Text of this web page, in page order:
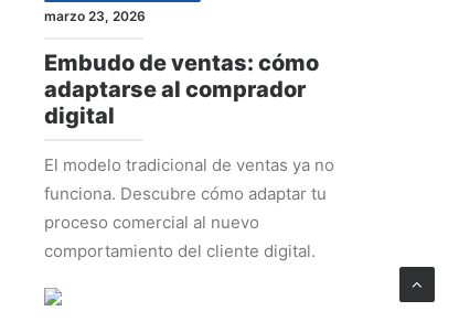
marzo 23, 2026
Embudo de ventas: cómo
adaptarse al comprador
digital
El modelo tradicional de ventas ya no
funciona. Descubre cómo adaptar tu
proceso comercial al nuevo
comportamiento del cliente digital.